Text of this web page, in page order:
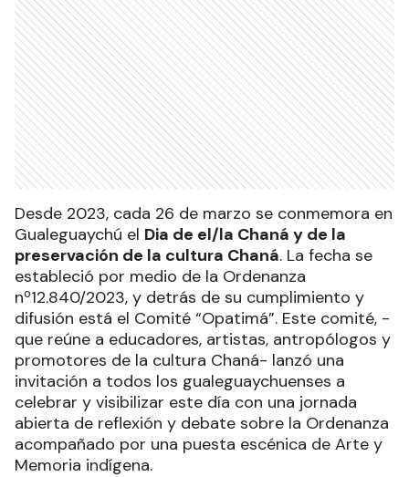
Desde 2023, cada 26 de marzo se conmemora en
Gualeguaychú el Dia de el/la Chaná y de la
preservación de la cultura Chaná. La fecha se
estableció por medio de la Ordenanza
nº12.840/2023, y detrás de su cumplimiento y
difusión está el Comité “Opatimá”. Este comité, -
que reúne a educadores, artistas, antropólogos y
promotores de la cultura Chaná- lanzó una
invitación a todos los gualeguaychuenses a
celebrar y visibilizar este día con una jornada
abierta de reflexión y debate sobre la Ordenanza
acompañado por una puesta escénica de Arte y
Memoria indígena.